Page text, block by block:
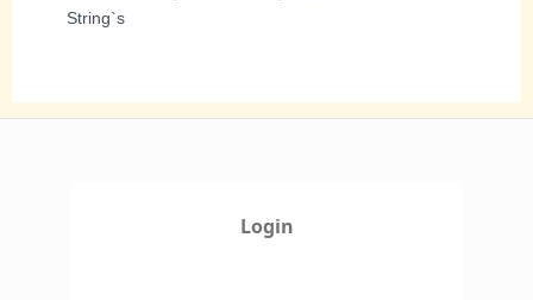
String`s
Login